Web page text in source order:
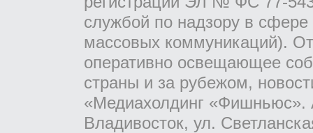
службой по надзору в
массовых коммуникаций).
оперативно освещающее
страны и за рубежом,
«Медиахолдинг «Фишньюс».
Владивосток, ул.